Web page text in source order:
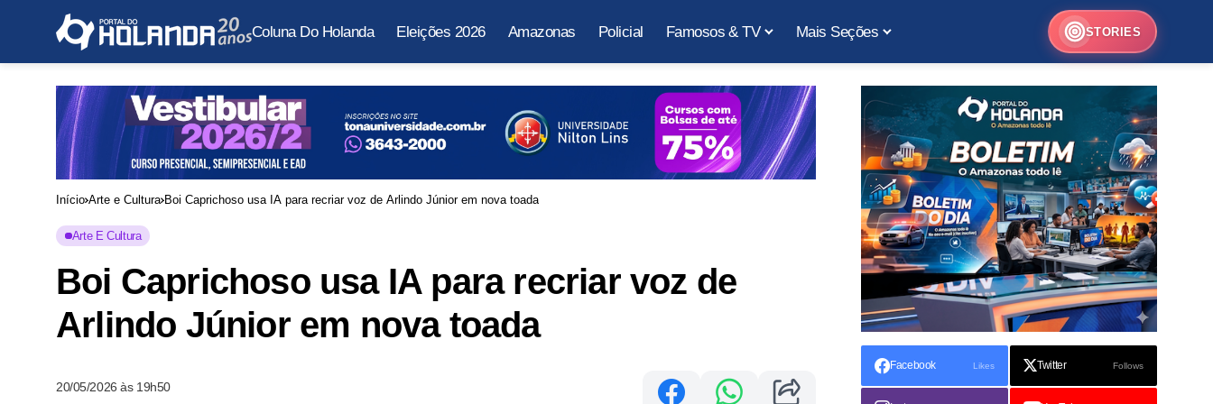
Coluna Do Holanda Eleições 2026 Amazonas Policial Famosos & TV Mais Seções STORIES
Início Arte e Cultura Boi Caprichoso usa IA para recriar voz de Arlindo Júnior em nova toada
Arte E Cultura
Boi Caprichoso usa IA para recriar voz de
Arlindo Júnior em nova toada
20/05/2026 às 19h50
Facebook Likes Twitter Follows